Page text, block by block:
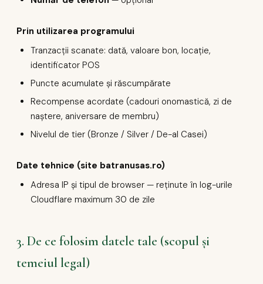
Prin utilizarea programului
Tranzacții scanate: dată, valoare bon, locație,
identificator POS
Puncte acumulate și răscumpărate
Recompense acordate (cadouri onomastică, zi de
naștere, aniversare de membru)
Nivelul de tier (Bronze / Silver / De-al Casei)
Date tehnice (site batranusas.ro)
Adresa IP și tipul de browser — reținute în log-urile
Cloudflare maximum 30 de zile
3. De ce folosim datele tale (scopul și
temeiul legal)